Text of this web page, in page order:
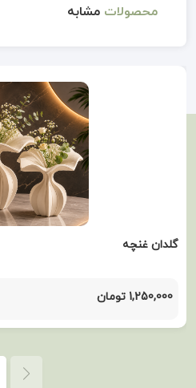
محصولات مشابه
گلدان غنچه
1,250,000 تومان